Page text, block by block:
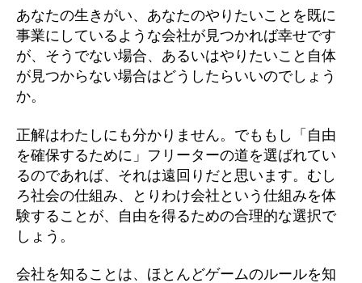
あなたの生きがい、あなたのやりたいことを既に
事業にしているような会社が見つかれば幸せです
が、そうでない場合、あるいはやりたいこと自体
が見つからない場合はどうしたらいいのでしょう
か。
正解はわたしにも分かりません。でももし「自由
を確保するために」フリーターの道を選ばれてい
るのであれば、それは遠回りだと思います。むし
ろ社会の仕組み、とりわけ会社という仕組みを体
験することが、自由を得るための合理的な選択で
しょう。
会社を知ることは、ほとんどゲームのルールを知